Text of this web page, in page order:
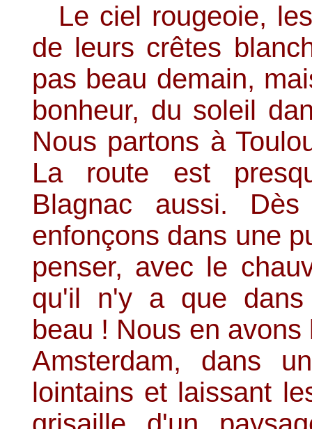
Le ciel rougeoie,
de leurs crêtes
pas beau demain,
bonheur, du soleil
Nous partons à
La route est
Blagnac aussi.
enfonçons dans une
penser, avec le
qu'il n'y a que dans
beau ! Nous en
Amsterdam, dans
lointains et laissant